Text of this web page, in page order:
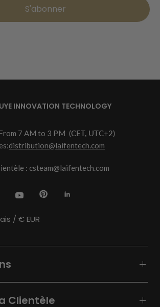
S'abonner
INNOVATION TECHNOLOGY
7 AM to 3 PM (CET, UTC+2)
distribution@laifentech.com
: csteam@laifentech.com
/ € EUR
Clientèle